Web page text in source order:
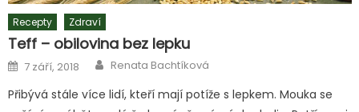
Recepty Zdraví
Teff – obilovina bez lepku
Posted
on
7 září, 2018 Author
Renata Bachtíková
Přibývá stále více lidí, kteří mají potíže s lepkem. Mouka se